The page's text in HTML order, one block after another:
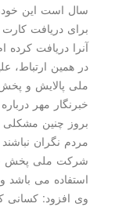
سال است این خودرو را
برای دریافت كارت سوخت
آنرا دریافت كرده ام.
در همین ارتباط، علیرضا
ملی پالایش و پخش
خبرنگار مهر درباره
بروز چنین مشكلی به
شركت ملی پخش فرآورده
استفاده می باشد و از
وی افزود: كسانی كه با